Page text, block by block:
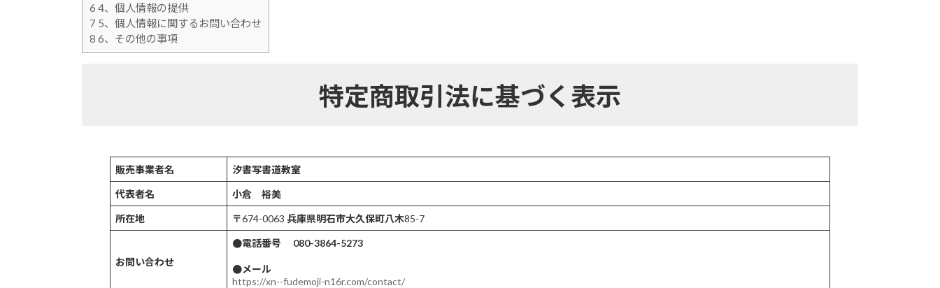
6 4、個人情報の提供
7 5、個人情報に関するお問い合わせ
8 6、その他の事項
特定商取引法に基づく表示
販売事業者名 汐書写書道教室
代表者名 小倉 裕美
所在地 〒674-0063 兵庫県明石市大久保町八木85-7
お問い合わせ
●電話番号 080-3864-5273
●メール
https://xn--fudemoji-n16r.com/contact/